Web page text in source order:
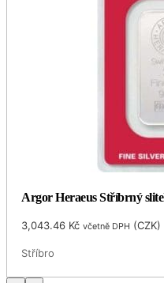
Argor Heraeus Stříbrný
3,043.46 Kč včetně DPH (CZK)
Stříbro